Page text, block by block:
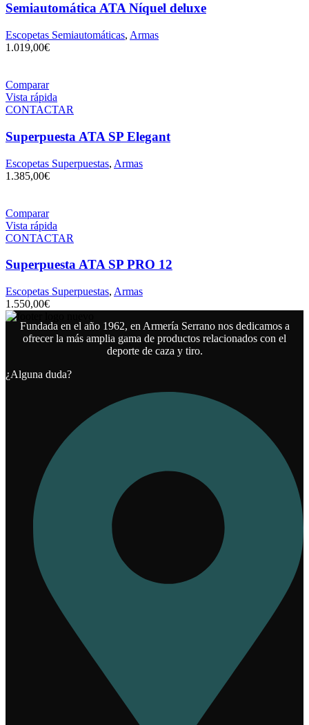
Semiautomática ATA Níquel deluxe
Escopetas Semiautomáticas, Armas
1.019,00€
Comparar
Vista rápida
CONTACTAR
Superpuesta ATA SP Elegant
Escopetas Superpuestas, Armas
1.385,00€
Comparar
Vista rápida
CONTACTAR
Superpuesta ATA SP PRO 12
Escopetas Superpuestas, Armas
1.550,00€
Fundada en el año 1962, en Armería Serrano nos dedicamos a
ofrecer la más amplia gama de productos relacionados con el
deporte de caza y tiro.
¿Alguna duda?